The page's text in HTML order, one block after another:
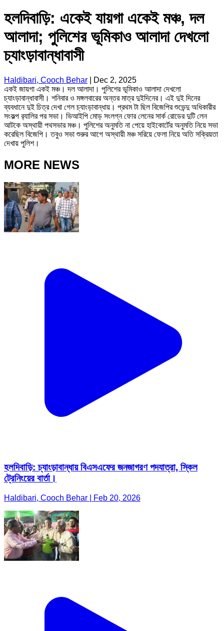
হলদিবাড়ি: একেই যায়গা একেই মঞ্চ, দল
আলাদা; পুলিশের ভূমিকাও আলাদা দেখলো
চ্যাংড়াবান্ধাবাসী
Haldibari, Cooch Behar
Dec 2, 2025
একই জায়গা একই মঞ্চ। দল আলাদা। পুলিশের ভূমিকাও আলাদা দেখলো
চ্যাংড়াবান্ধাবাসী। শনিবার ও মঙ্গলবারের অন্তর মাত্র দুইদিনের। এই দুই দিনের
ব্যবধানে দুই চিত্র দেখা গেল চ্যাংড়াবান্ধায়। প্রথম টা ছিল বিজেপির শুভেন্দু অধিকারীর
সংকল্প র‍্যালির পর সভা। ভিআইপি মোড় সংলগ্ন ফোর লেনের সার্ক রোডের দুটি লেন
আটকে অস্থায়ী পথসভার মঞ্চ। পুলিশের অনুমতি না পেয়ে হাইকোর্টের অনুমতি নিয়ে সভা
করেছিল বিজেপি। তবুও সভা শুরুর আগে অস্থায়ী মঞ্চ সরিয়ে ফেলা নিয়ে অতি সক্রিয়তা
দেখায় পুলিশ।
MORE NEWS
হলদিবাড়ি: চ্যাংড়াবান্ধায় বিএসএফের জনজাগরণ পদযাত্রা, স্কিল
ট্রেনিংয়ের বার্তা।
Haldibari, Cooch Behar | Feb 20, 2026